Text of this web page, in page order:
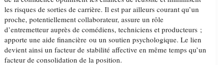
les risques de sorties de carrière. Il est par ailleurs courant qu’un
proche, potentiellement collaborateur, assure un rôle
d’entremetteur auprès de comédiens, techniciens et producteurs ;
apporte une aide financière ou un soutien psychologique. Le lien
devient ainsi un facteur de stabilité affective en même temps qu’un
facteur de consolidation de la position.